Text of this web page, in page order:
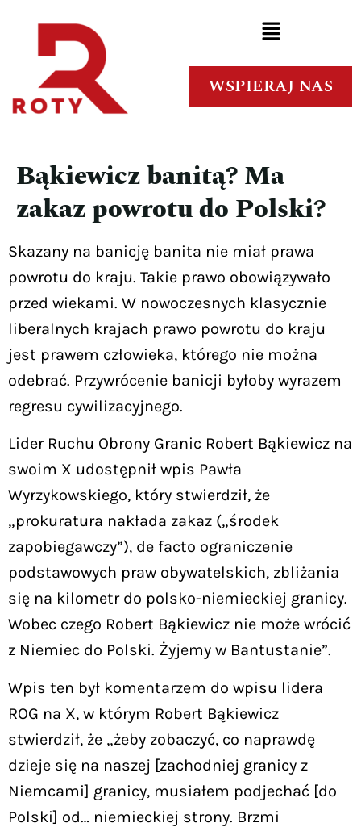
WSPIERAJ NAS
Bąkiewicz banitą? Ma
zakaz powrotu do Polski?
Skazany na banicję banita nie miał prawa
powrotu do kraju. Takie prawo obowiązywało
przed wiekami. W nowoczesnych klasycznie
liberalnych krajach prawo powrotu do kraju
jest prawem człowieka, którego nie można
odebrać. Przywrócenie banicji byłoby wyrazem
regresu cywilizacyjnego.
Lider Ruchu Obrony Granic Robert Bąkiewicz na
swoim X udostępnił wpis Pawła
Wyrzykowskiego, który stwierdził, że
„prokuratura nakłada zakaz („środek
zapobiegawczy”), de facto ograniczenie
podstawowych praw obywatelskich, zbliżania
się na kilometr do polsko-niemieckiej granicy.
Wobec czego Robert Bąkiewicz nie może wrócić
z Niemiec do Polski. Żyjemy w Bantustanie”.
Wpis ten był komentarzem do wpisu lidera
ROG na X, w którym Robert Bąkiewicz
stwierdził, że „żeby zobaczyć, co naprawdę
dzieje się na naszej [zachodniej granicy z
Niemcami] granicy, musiałem podjechać [do
Polski] od… niemieckiej strony. Brzmi